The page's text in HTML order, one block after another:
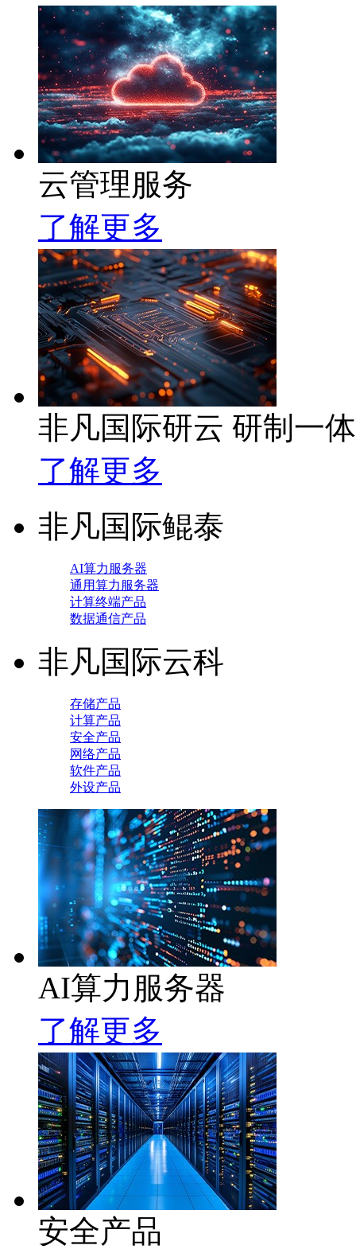
云管理服务
了解更多
非凡国际研云 研制一
了解更多
非凡国际鲲泰
AI算力服务器
通用算力服务器
计算终端产品
数据通信产品
非凡国际云科
存储产品
计算产品
安全产品
网络产品
软件产品
外设产品
AI算力服务器
了解更多
安全产品